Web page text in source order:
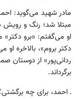
مادر شهید می‌گوید:
مبتلا شد؛ رنگ و
او می‌گفتم: «برو
دکتر بروم»، بالاخره
ردانی‌پور» از دوستان
برگرداند.
ـ احمد، برای چه